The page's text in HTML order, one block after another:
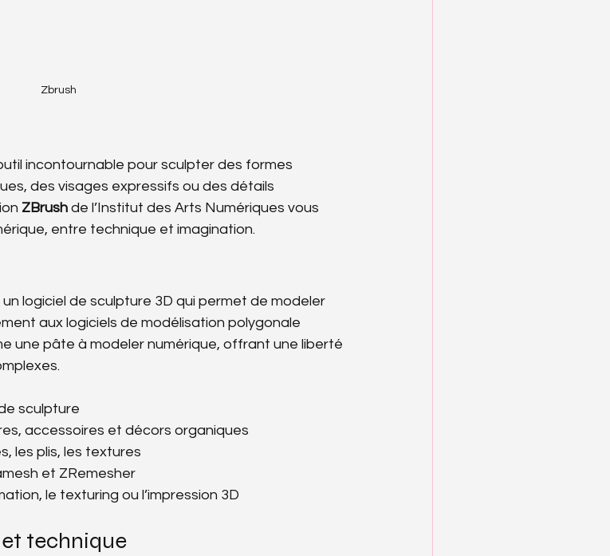
Zbrush
incontournable pour sculpter des formes
des visages expressifs ou des détails
ZBrush de l’Institut des Arts Numériques vous
entre technique et imagination.
logiciel de sculpture 3D qui permet de modeler
aux logiciels de modélisation polygonale
une pâte à modeler numérique, offrant une liberté
sculpture
accessoires et décors organiques
les plis, les textures
et ZRemesher
le texturing ou l’impression 3D
technique